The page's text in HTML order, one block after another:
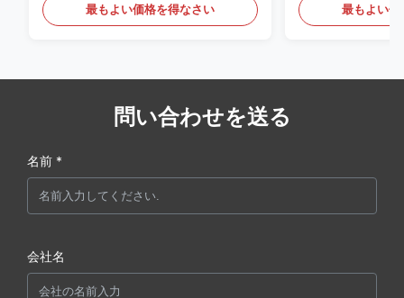
最もよい価格を得なさい 最もよい価
問い合わせを送る
名前 *
会社名